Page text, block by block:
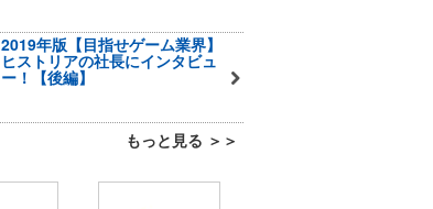
2019年版【目指せゲーム業界】
ヒストリアの社長にインタビュ
ー！【後編】
もっと見る ＞＞